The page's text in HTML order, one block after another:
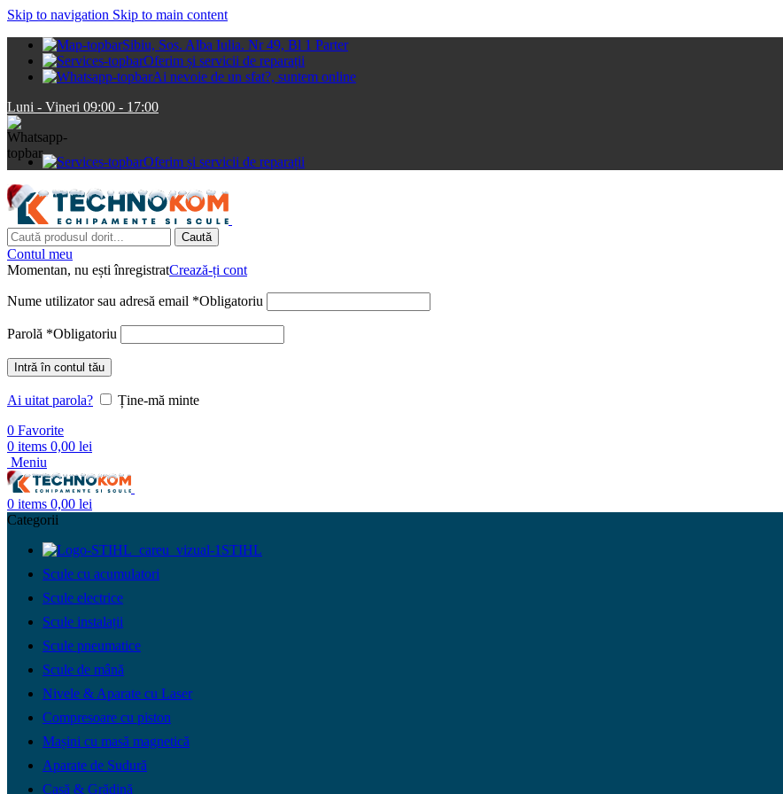
Skip to navigation Skip to main content
Sibiu, Sos. Alba Iulia. Nr 49, Bl 1 Parter
Oferim și servicii de reparații
Ai nevoie de un sfat?, suntem online
Luni - Vineri 09:00 - 17:00
Oferim și servicii de reparații
Caută
Contul meu
Momentan, nu ești înregistratCrează-ți cont
Nume utilizator sau adresă email *Obligatoriu
Parolă *Obligatoriu
Intră în contul tău
Ai uitat parola?
Ține-mă minte
0 Favorite
0 items 0,00 lei
Meniu
0 items 0,00 lei
Categorii
STIHL
Scule cu acumulatori
Scule electrice
Scule instalații
Scule pneumatice
Scule de mână
Nivele & Aparate cu Laser
Compresoare cu piston
Mașini cu masă magnetică
Aparate de Sudură
Casă & Grădină